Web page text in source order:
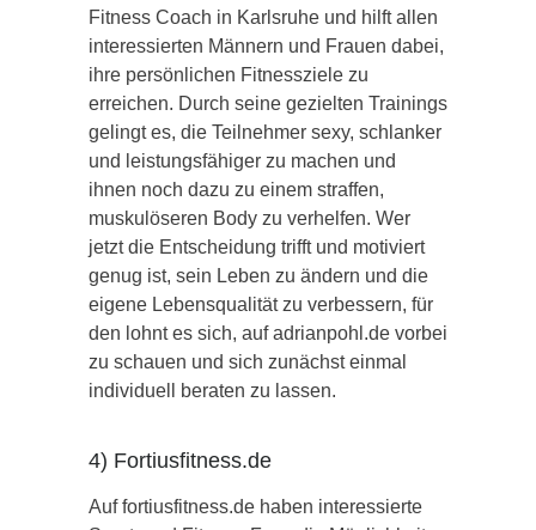
Fitness Coach in Karlsruhe und hilft allen
interessierten Männern und Frauen dabei,
ihre persönlichen Fitnessziele zu
erreichen. Durch seine gezielten Trainings
gelingt es, die Teilnehmer sexy, schlanker
und leistungsfähiger zu machen und
ihnen noch dazu zu einem straffen,
muskulöseren Body zu verhelfen. Wer
jetzt die Entscheidung trifft und motiviert
genug ist, sein Leben zu ändern und die
eigene Lebensqualität zu verbessern, für
den lohnt es sich, auf adrianpohl.de vorbei
zu schauen und sich zunächst einmal
individuell beraten zu lassen.
4) Fortiusfitness.de
Auf fortiusfitness.de haben interessierte